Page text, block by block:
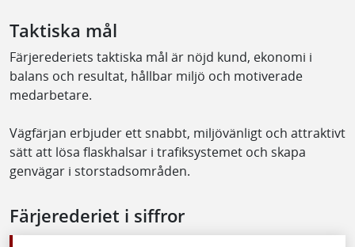
Taktiska mål
Färjerederiets taktiska mål är nöjd kund, ekonomi i
balans och resultat, hållbar miljö och motiverade
medarbetare.
Vägfärjan erbjuder ett snabbt, miljövänligt och attraktivt
sätt att lösa flaskhalsar i trafiksystemet och skapa
genvägar i storstadsområden.
Färjerederiet i siffror